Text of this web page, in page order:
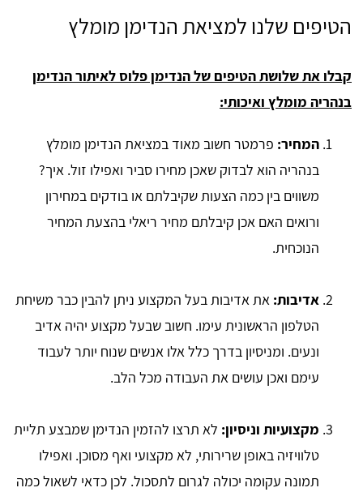
הטיפים שלנו למציאת הנדימן מומלץ
קבלו את שלושת הטיפים של הנדימן פלוס לאיתור הנדימן
בנהריה מומלץ ואיכותי:
המחיר: פרמטר חשוב מאוד במציאת הנדימן מומלץ
בנהריה הוא לבדוק שאכן מחירו סביר ואפילו זול. איך?
משווים בין כמה הצעות שקיבלתם או בודקים במחירון
ורואים האם אכן קיבלתם מחיר ריאלי בהצעת המחיר
הנוכחית.
אדיבות: את אדיבות בעל המקצוע ניתן להבין כבר משיחת
הטלפון הראשונית עימו. חשוב שבעל מקצוע יהיה אדיב
ונעים. ומניסיון בדרך כלל אלו אנשים שנוח יותר לעבוד
עימם ואכן עושים את העבודה מכל הלב.
מקצועיות וניסיון: לא תרצו להזמין הנדימן שמבצע תליית
טלוויזיה באופן שרירותי, לא מקצועי ואף מסוכן. ואפילו
תמונה עקומה יכולה לגרום לתסכול. לכן כדאי לשאול כמה